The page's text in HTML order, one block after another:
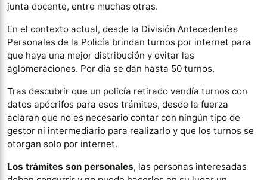
junta docente, entre muchas otras.
En el contexto actual, desde la División Antecedentes
Personales de la Policía brindan turnos por internet para
que haya una mejor distribución y evitar las
aglomeraciones. Por día se dan hasta 50 turnos.
Tras descubrir que un policía retirado vendía turnos con
datos apócrifos para esos trámites, desde la fuerza
aclaran que no es necesario contar con ningún tipo de
gestor ni intermediario para realizarlo y que los turnos se
otorgan solo por internet.
Los trámites son personales, las personas interesadas